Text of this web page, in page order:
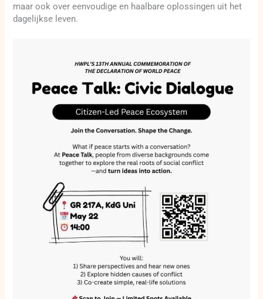
maar ook over eenvoudige en haalbare oplossingen uit het
dagelijkse leven.